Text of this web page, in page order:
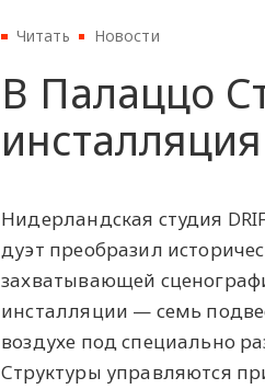
Читать Новости
В Палаццо
Нидерландская студия
дуэт преобразил
захватывающей
инсталляции — семь
воздухе под специально
Структуры управляются